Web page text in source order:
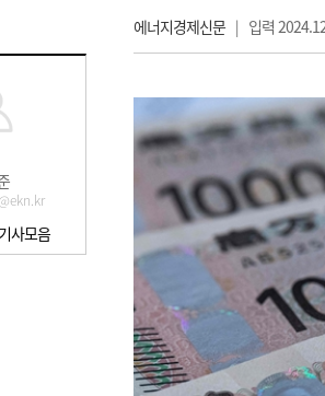
사모음
에너지경제신문| 입력